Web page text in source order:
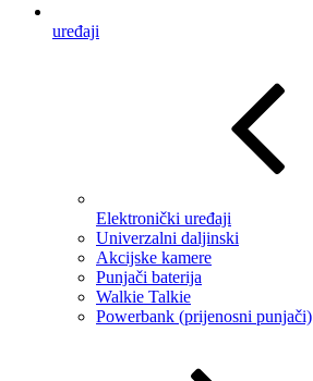
uređaji
Elektronički uređaji
Univerzalni daljinski
Akcijske kamere
Punjači baterija
Walkie Talkie
Powerbank (prijenosni punjači)